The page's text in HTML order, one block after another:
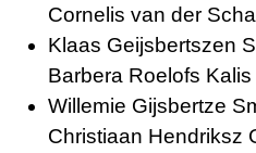
Cornelis van der
Klaas Geijsbertszen
Barbera Roelofs Kalis
Willemie Gijsbertze
Christiaan Hendriksz